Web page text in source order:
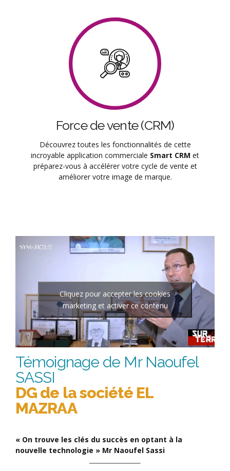
Force de vente (CRM)
Découvrez toutes les fonctionnalités de cette
incroyable application commerciale Smart CRM et
préparez-vous à accélérer votre cycle de vente et
améliorer votre image de marque.
Cliquez pour accepter les cookies
marketing et activer ce contenu
Témoignage de Mr Naoufel
SASSI
DG de la société EL
MAZRAA
« On trouve les clés du succès en optant à la
nouvelle technologie » Mr Naoufel Sassi